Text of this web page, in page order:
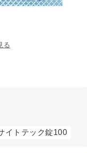
る
イトテック錠100